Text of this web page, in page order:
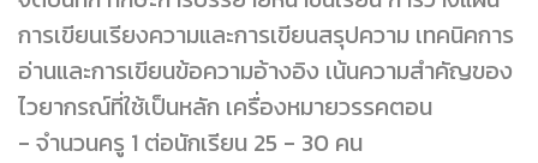
การเขียนเรียงความและการเขียนสรุปความ เทคนิคการ
อ่านและการเขียนข้อความอ้างอิง เน้นความสำคัญของ
ไวยากรณ์ที่ใช้เป็นหลัก เครื่องหมายวรรคตอน
- จำนวนครู 1 ต่อนักเรียน 25 - 30 คน